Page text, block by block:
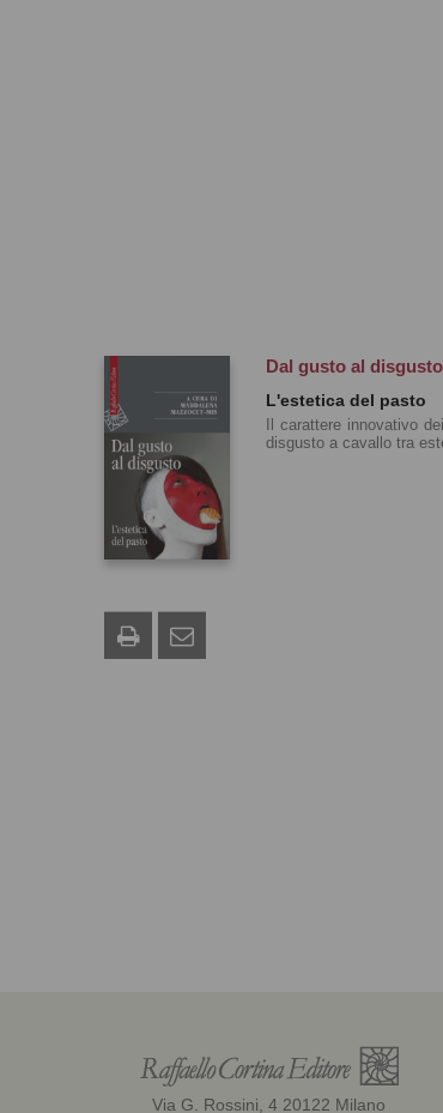
Dal gusto al disgusto
L'estetica del pasto
Il carattere innovativo
disgusto a cavallo tra
Via G. Rossini, 4 20122 Milano